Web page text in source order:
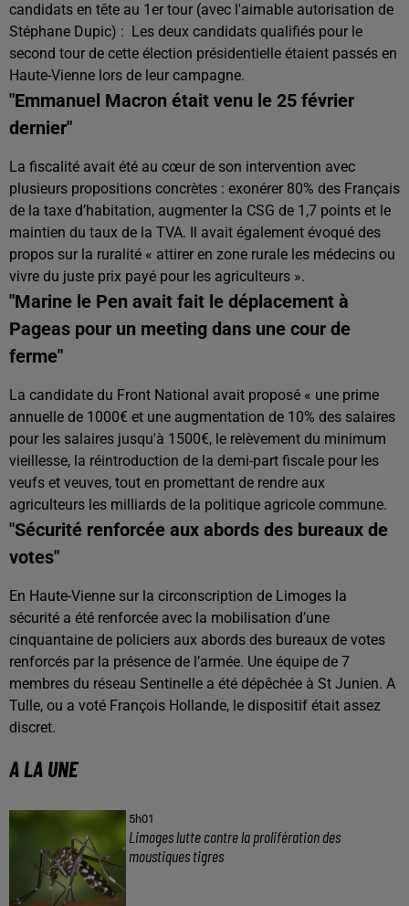
candidats en tête au 1er tour (avec l'aimable autorisation de
Stéphane Dupic) : Les deux candidats qualifiés pour le
second tour de cette élection présidentielle étaient passés en
Haute-Vienne lors de leur campagne.
"Emmanuel Macron était venu le 25 février
dernier"
La fiscalité avait été au cœur de son intervention avec
plusieurs propositions concrètes : exonérer 80% des Français
de la taxe d’habitation, augmenter la CSG de 1,7 points et le
maintien du taux de la TVA. Il avait également évoqué des
propos sur la ruralité « attirer en zone rurale les médecins ou
vivre du juste prix payé pour les agriculteurs ».
"Marine le Pen avait fait le déplacement à
Pageas pour un meeting dans une cour de
ferme"
La candidate du Front National avait proposé « une prime
annuelle de 1000€ et une augmentation de 10% des salaires
pour les salaires jusqu'à 1500€, le relèvement du minimum
vieillesse, la réintroduction de la demi-part fiscale pour les
veufs et veuves, tout en promettant de rendre aux
agriculteurs les milliards de la politique agricole commune.
"Sécurité renforcée aux abords des bureaux de
votes"
En Haute-Vienne sur la circonscription de Limoges la
sécurité a été renforcée avec la mobilisation d’une
cinquantaine de policiers aux abords des bureaux de votes
renforcés par la présence de l’armée. Une équipe de 7
membres du réseau Sentinelle a été dépêchée à St Junien. A
Tulle, ou a voté François Hollande, le dispositif était assez
discret.
A LA UNE
5h01
Limoges lutte contre la prolifération des
moustiques tigres